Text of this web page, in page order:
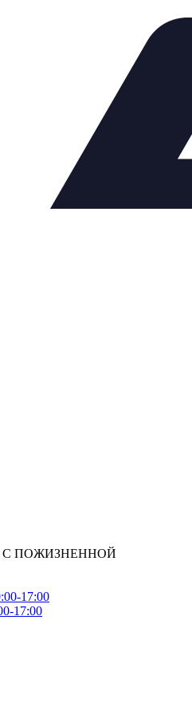
С ПОЖИЗНЕННОЙ
17:00
17:00